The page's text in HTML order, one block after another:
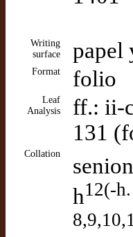
Writing
surface
papel
Format folio
Leaf
Analysis
ff.: ii-
131
Collation
h12(-